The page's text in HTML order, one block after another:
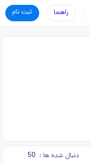
ثبت نام راهنما
دنبال شده ها : 50